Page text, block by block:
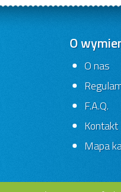
O
O nas
F.A.Q.
Kontakt
Mapa